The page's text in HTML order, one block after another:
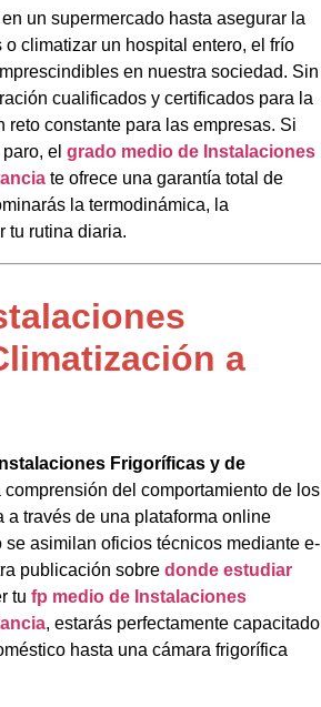
un supermercado hasta asegurar la
climatizar un hospital entero, el frío
en nuestra sociedad. Sin
cualificados y certificados para la
constante para las empresas. Si
el grado medio de Instalaciones
te ofrece una garantía total de
la termodinámica, la
tu rutina diaria.
a
Frigoríficas y de
comprensión del comportamiento de los
a través de una plataforma online
asimilan oficios técnicos mediante e-
publicación sobre donde estudiar
tu fp medio de Instalaciones
, estarás perfectamente capacitado
hasta una cámara frigorífica